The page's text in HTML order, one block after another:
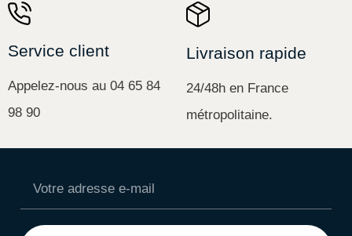
Service client
Appelez-nous au 04 65 84
98 90
Livraison rapide
24/48h en France
métropolitaine.